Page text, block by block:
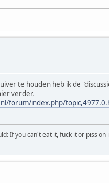
te houden heb ik de
verder.
forum/index.php/
If you can't eat it, fuck it or piss on